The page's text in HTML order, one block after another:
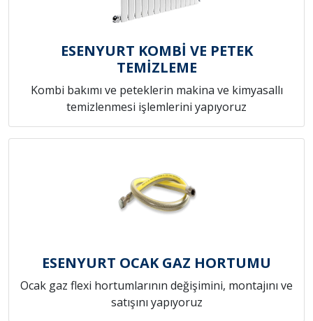
ESENYURT KOMBİ VE PETEK
TEMİZLEME
Kombi bakımı ve peteklerin makina ve kimyasallı
temizlenmesi işlemlerini yapıyoruz
ESENYURT OCAK GAZ HORTUMU
Ocak gaz flexi hortumlarının değişimini, montajını ve
satışını yapıyoruz